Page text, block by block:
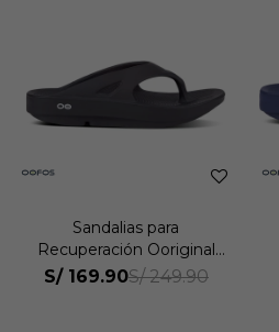
Sandalias para
Recuperación Ooriginal
Unisex
S/ 169.90S/ 249.90